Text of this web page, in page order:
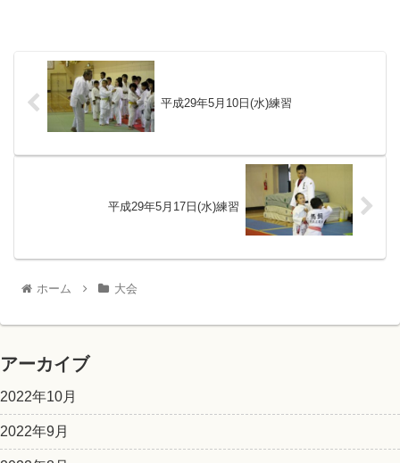
平成29年5月10日(水)練習
平成29年5月17日(水)練習
ホーム 大会
アーカイブ
2022年10月
2022年9月